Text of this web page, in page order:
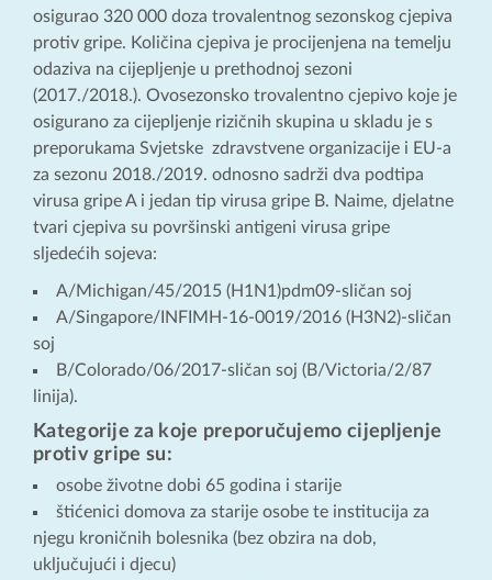
osigurao 320 000 doza trovalentnog sezonskog cjepiva
protiv gripe. Količina cjepiva je procijenjena na temelju
odaziva na cijepljenje u prethodnoj sezoni
(2017./2018.). Ovosezonsko trovalentno cjepivo koje je
osigurano za cijepljenje rizičnih skupina u skladu je s
preporukama Svjetske zdravstvene organizacije i EU-a
za sezonu 2018./2019. odnosno sadrži dva podtipa
virusa gripe A i jedan tip virusa gripe B. Naime, djelatne
tvari cjepiva su površinski antigeni virusa gripe
sljedećih sojeva:
A/Michigan/45/2015 (H1N1)pdm09-sličan soj
A/Singapore/INFIMH-16-0019/2016 (H3N2)-sličan
soj
B/Colorado/06/2017-sličan soj (B/Victoria/2/87
linija).
Kategorije za koje preporučujemo cijepljenje
protiv gripe su:
osobe životne dobi 65 godina i starije
štićenici domova za starije osobe te institucija za
njegu kroničnih bolesnika (bez obzira na dob,
uključujući i djecu)